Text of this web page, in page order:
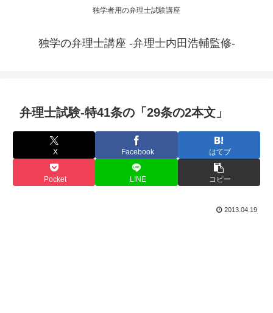
独学者用の弁理士試験講座
独学の弁理士講座 -弁理士内田浩輔監修-
弁理士試験-特41条の「29条の2本文」
X Facebook はてブ
Pocket LINE コピー
2013.04.19